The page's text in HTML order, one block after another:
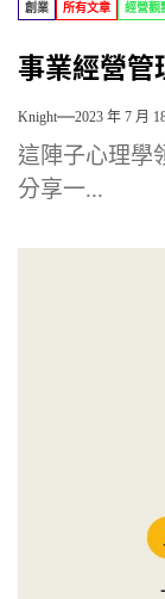
創業 所有文章 經營觀
事業經營管
Knight 2023 年 7 月
這陣子心理學
分享一...